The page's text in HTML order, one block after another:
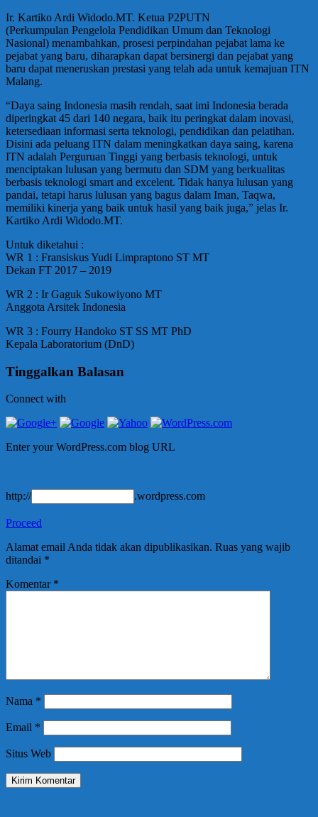
Ir. Kartiko Ardi Widodo.MT. Ketua P2PUTN
(Perkumpulan Pengelola Pendidikan Umum dan Teknologi
Nasional) menambahkan, prosesi perpindahan pejabat lama ke
pejabat yang baru, diharapkan dapat bersinergi dan pejabat yang
baru dapat meneruskan prestasi yang telah ada untuk kemajuan ITN
Malang.
“Daya saing Indonesia masih rendah, saat imi Indonesia berada
diperingkat 45 dari 140 negara, baik itu peringkat dalam inovasi,
ketersediaan informasi serta teknologi, pendidikan dan pelatihan.
Disini ada peluang ITN dalam meningkatkan daya saing, karena
ITN adalah Perguruan Tinggi yang berbasis teknologi, untuk
menciptakan lulusan yang bermutu dan SDM yang berkualitas
berbasis teknologi smart and excelent. Tidak hanya lulusan yang
pandai, tetapi harus lulusan yang bagus dalam Iman, Taqwa,
memiliki kinerja yang baik untuk hasil yang baik juga,” jelas Ir.
Kartiko Ardi Widodo.MT.
Untuk diketahui :
WR 1 : Fransiskus Yudi Limpraptono ST MT
Dekan FT 2017 – 2019
WR 2 : Ir Gaguk Sukowiyono MT
Anggota Arsitek Indonesia
WR 3 : Fourry Handoko ST SS MT PhD
Kepala Laboratorium (DnD)
Tinggalkan Balasan
Connect with
Enter your WordPress.com blog URL
http:// .wordpress.com
Proceed
Alamat email Anda tidak akan dipublikasikan. Ruas yang wajib
ditandai *
Komentar *
Nama *
Email *
Situs Web